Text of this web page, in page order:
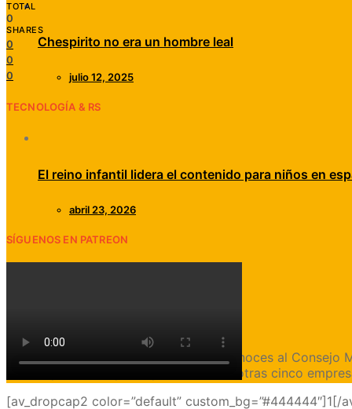
Chespirito no era un hombre leal
julio 12, 2025
TECNOLOGÍA & RS
El reino infantil lidera el contenido para niños en
abril 23, 2026
SÍGUENOS EN PATREON
TOTAL
0
SHARES
0
0
0
[av_dropcap1]S[/av_dropcap1]i sólo conoces al
tres empresas. Aquí te presentamos otras cinco
[av_dropcap2 color=”default” custom_bg=”#444444″]1[/